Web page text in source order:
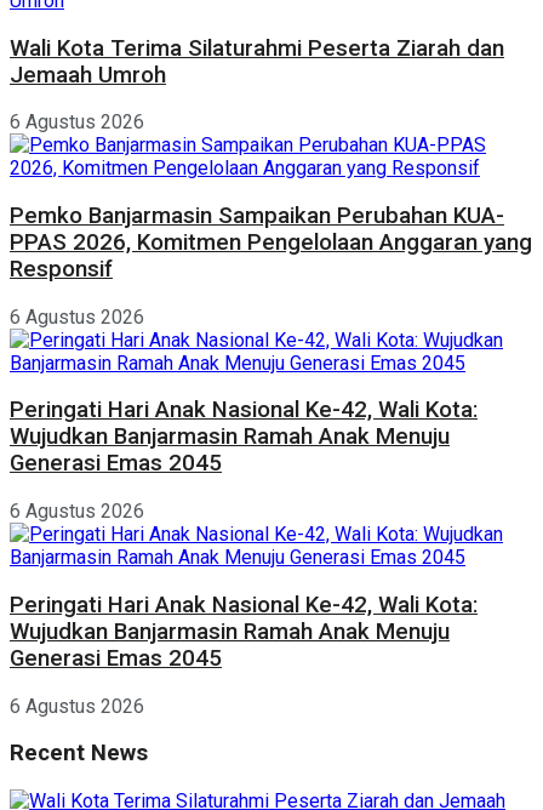
Wali Kota Terima Silaturahmi Peserta Ziarah dan
Jemaah Umroh
6 Agustus 2026
Pemko Banjarmasin Sampaikan Perubahan KUA-
PPAS 2026, Komitmen Pengelolaan Anggaran yang
Responsif
6 Agustus 2026
Peringati Hari Anak Nasional Ke-42, Wali Kota:
Wujudkan Banjarmasin Ramah Anak Menuju
Generasi Emas 2045
6 Agustus 2026
Peringati Hari Anak Nasional Ke-42, Wali Kota:
Wujudkan Banjarmasin Ramah Anak Menuju
Generasi Emas 2045
6 Agustus 2026
Recent News